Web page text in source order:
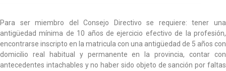
Para ser miembro del Consejo Directivo se requiere: tener una
antigüedad mínima de 10 años de ejercicio efectivo de la profesión,
encontrarse inscripto en la matricula con una antigüedad de 5 años con
domicilio real habitual y permanente en la provincia, contar con
antecedentes intachables y no haber sido objeto de sanción por faltas